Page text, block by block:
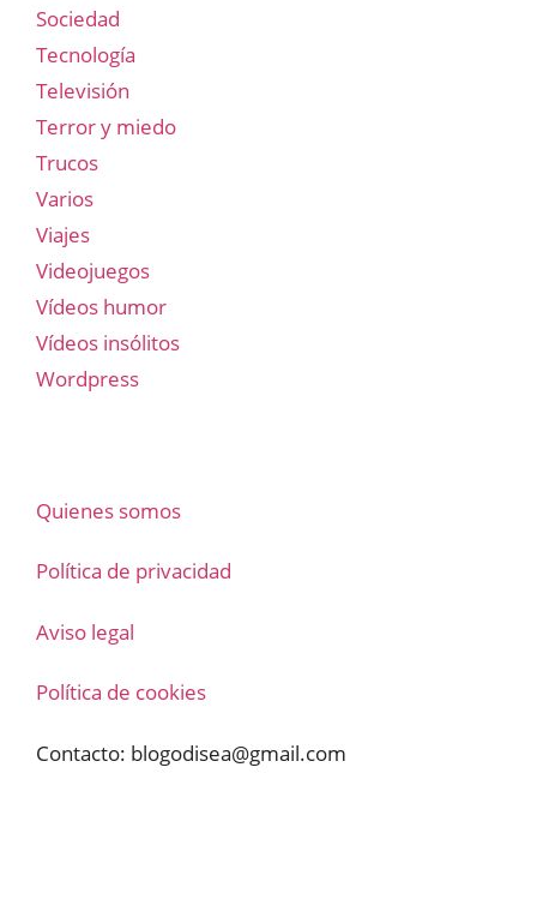
Sociedad
Tecnología
Televisión
Terror y miedo
Trucos
Varios
Viajes
Videojuegos
Vídeos humor
Vídeos insólitos
Wordpress
Quienes somos
Política de privacidad
Aviso legal
Política de cookies
Contacto: blogodisea@gmail.com